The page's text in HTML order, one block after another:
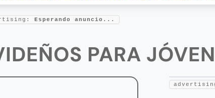
Esperando anuncio...
PARA